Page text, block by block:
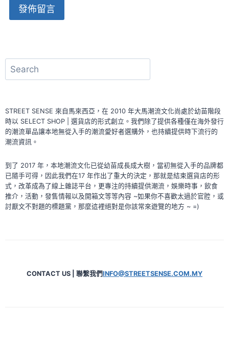
搜
尋
STREET SENSE 來自馬來西亞，在 2010 年大馬潮流文化尚處於幼苗階段
時以 SELECT SHOP | 選貨店的形式創立。我們除了提供各種僅在海外發行
的潮流單品讓本地無從入手的潮流愛好者選購外，也持續提供時下流行的
潮流資訊。
到了 2017 年，本地潮流文化已從幼苗成長成大樹，當初無從入手的品牌都
已隨手可得，因此我們在17 年作出了重大的決定，那就是結束選貨店的形
式，改革成為了線上雜誌平台，更專注的持續提供潮流，娛樂時事，飲食
推介，活動，發售情報以及開箱文等等內容 ~如果你不喜歡太過於官腔，或
討厭文不對題的標題黨，那麼這裡絕對是你該常來遊覽的地方 ~ =)
CONTACT US | 聯繫我們INFO@STREETSENSE.COM.MY